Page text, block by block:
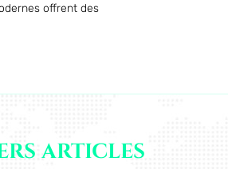
offrent des
articles